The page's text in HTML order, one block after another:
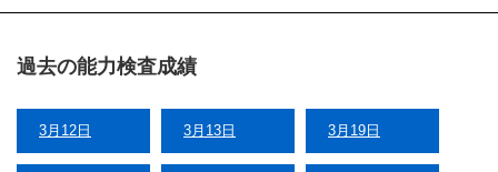
過去の能力検査成績
3月12日 3月13日 3月19日